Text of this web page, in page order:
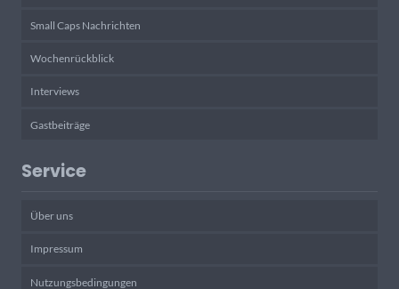
Small Caps Nachrichten
Wochenrückblick
Interviews
Gastbeiträge
Service
Über uns
Impressum
Nutzungsbedingungen